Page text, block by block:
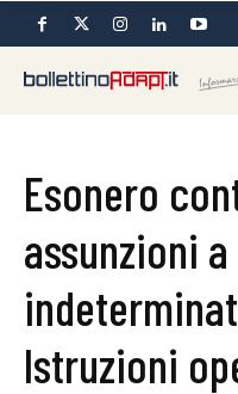
Esonero
assunzioni
Istruzioni